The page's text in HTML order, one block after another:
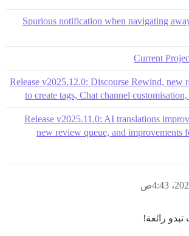
Spurious notification when navigating
Current
Release v2025.12.0: Discourse Rewind, new
to create tags, Chat channel
Release v2025.11.0: AI translations
new review queue, and improvements
رائعة!